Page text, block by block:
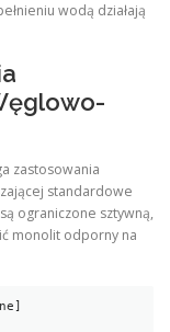
wodą działają
zastosowania
standardowe
ograniczone sztywną,
monolit odporny na